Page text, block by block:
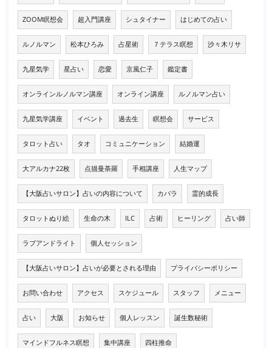
ZOOM瞑想会 超入門講座 シュタイナー はじめての占い
ルノルマン 松本ひろみ 占星術 ７テラス瞑想 沙々木リサ
九星気学 星占い 恋愛 京風仁子 鑑定書
オンラインルノルマン講座 オンライン講座 ルノルマン占い
九星気学講座 イベント 過去生 瞑想会 サービス
タロット占い タオ コミュニケーション 結婚運
大アルカナ22枚 点描曼荼羅 手相講座 人生マップ
【大阪占いサロン】占いの内容について カバラ 霊的成長
タロットぬり絵 生命の木 ILC 占術 ヒーリング 占い師
ラブアンドライト 個人セッション
【大阪占いサロン】占いが必要とされる理由 プライバシーポリシー
お問い合わせ アクセス スケジュール スタッフ メニュー
占い 大阪 お知らせ 個人レッスン 誕生数秘術
マインドフルネス瞑想 集中講座 四柱推命